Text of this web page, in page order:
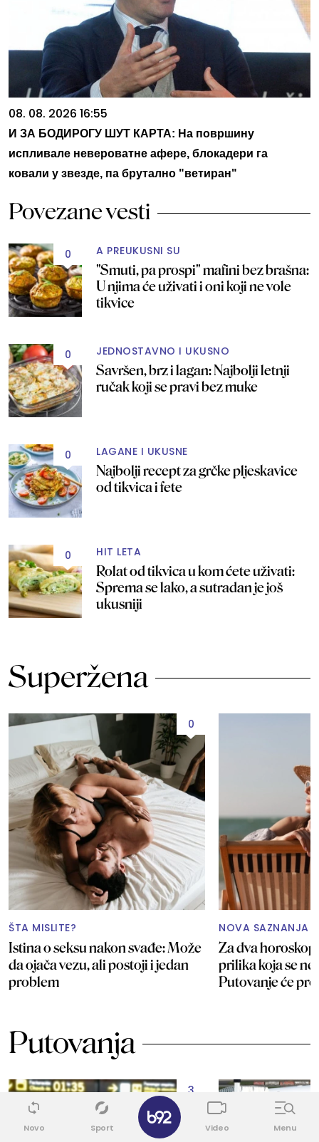
08. 08. 2026 16:55
И ЗА БОДИРОГУ ШУТ КАРТА: На површину
испливале невероватне афере, блокадери га
ковали у звезде, па брутално "ветиран"
Povezane vesti
0 A PREUKUSNI SU
"Smuti, pa prospi" mafini bez brašna:
U njima će uživati i oni koji ne vole
tikvice
0 JEDNOSTAVNO I UKUSNO
Savršen, brz i lagan: Najbolji letnji
ručak koji se pravi bez muke
0 LAGANE I UKUSNE
Najbolji recept za grčke pljeskavice
od tikvica i fete
0 HIT LETA
Rolat od tikvica u kom ćete uživati:
Sprema se lako, a sutradan je još
ukusniji
Superžena
0
ŠTA MISLITE?
Istina o seksu nakon svađe: Može
da ojača vezu, ali postoji i jedan
problem
NOVA SAZNANJA I
Za dva
prilika koja se
Putovanje će
Putovanja
3
Novo Sport Video Menu
✕